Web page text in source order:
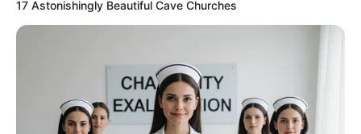
PRIX ALLEE PHILOSOPHES 2023
17 Astonishingly Beautiful Cave Churches